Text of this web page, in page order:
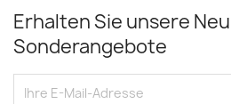
Erhalten Sie unsere
Sonderangebote